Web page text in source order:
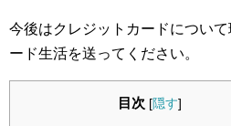
今後はクレジットカードについ
ード生活を送ってください。
目次 [隠す]